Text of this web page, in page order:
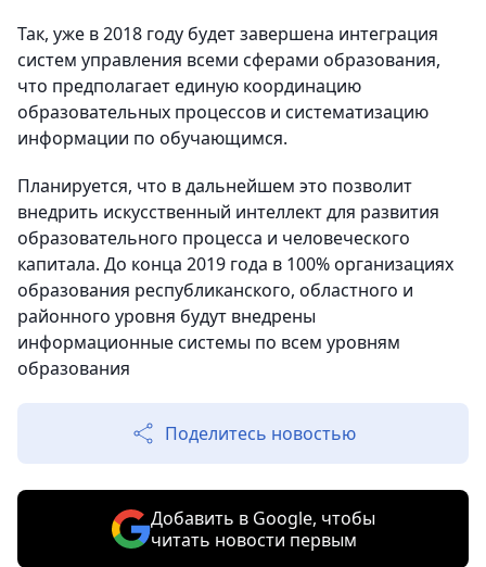
Так, уже в 2018 году будет завершена интеграция
систем управления всеми сферами образования,
что предполагает единую координацию
образовательных процессов и систематизацию
информации по обучающимся.
Планируется, что в дальнейшем это позволит
внедрить искусственный интеллект для развития
образовательного процесса и человеческого
капитала. До конца 2019 года в 100% организациях
образования республиканского, областного и
районного уровня будут внедрены
информационные системы по всем уровням
образования
Поделитесь новостью
Добавить в Google, чтобы
читать новости первым